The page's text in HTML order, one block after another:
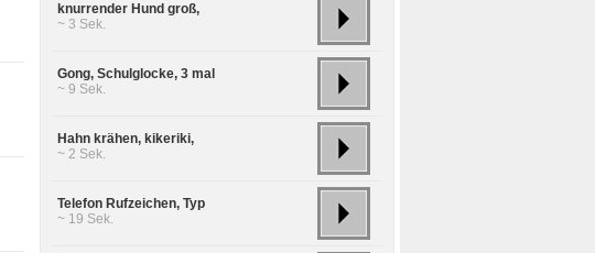
knurrender Hund groß,
~ 3 Sek.
Gong, Schulglocke, 3 mal
~ 9 Sek.
Hahn krähen, kikeriki,
~ 2 Sek.
Telefon Rufzeichen, Typ
~ 19 Sek.